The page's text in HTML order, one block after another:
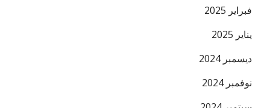
فبراير 2025
يناير 2025
ديسمبر 2024
نوفمبر 2024